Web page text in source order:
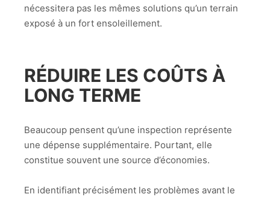
nécessitera pas les mêmes solutions qu’un terrain
exposé à un fort ensoleillement.
RÉDUIRE LES COÛTS À
LONG TERME
Beaucoup pensent qu’une inspection représente
une dépense supplémentaire. Pourtant, elle
constitue souvent une source d’économies.
En identifiant précisément les problèmes avant le